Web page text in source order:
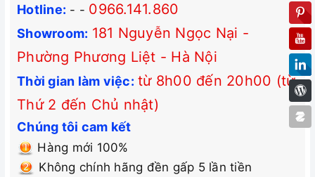
Hotline: - - 0966.141.860
Showroom: 181 Nguyễn Ngọc Nại -
Phường Phương Liệt - Hà Nội
Thời gian làm việc: từ 8h00 đến 20h00 (từ
Thứ 2 đến Chủ nhật)
Chúng tôi cam kết
Hàng mới 100%
Không chính hãng đền gấp 5 lần tiền